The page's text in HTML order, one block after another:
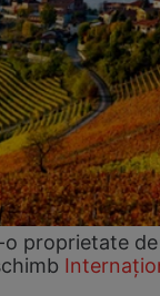
proprietate